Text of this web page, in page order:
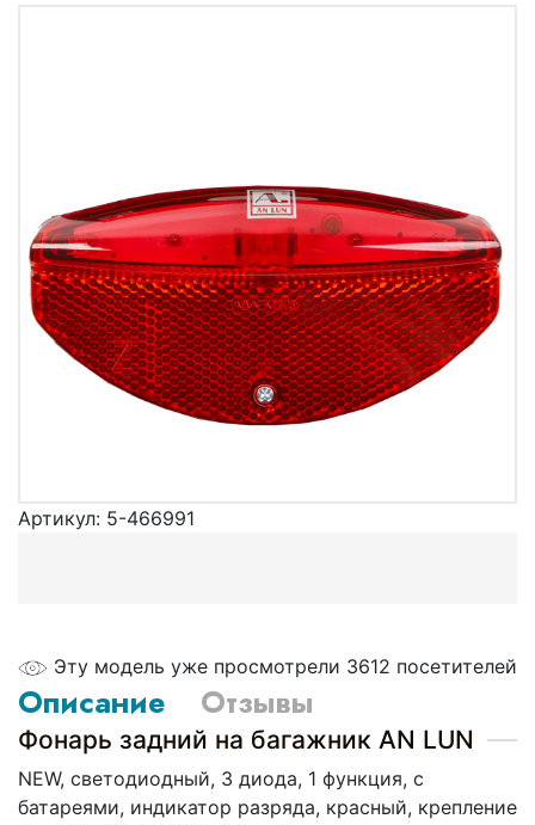
Артикул: 5-466991
Эту модель уже просмотрели 3612 посетителей
Описание Отзывы
Фонарь задний на багажник AN LUN
NEW, светодиодный, 3 диода, 1 функция, с
батареями, индикатор разряда, красный, крепление